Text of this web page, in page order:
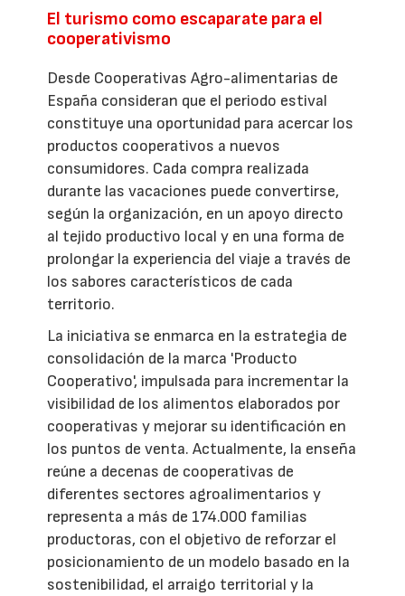
El turismo como escaparate para el
cooperativismo
Desde Cooperativas Agro-alimentarias de
España consideran que el periodo estival
constituye una oportunidad para acercar los
productos cooperativos a nuevos
consumidores. Cada compra realizada
durante las vacaciones puede convertirse,
según la organización, en un apoyo directo
al tejido productivo local y en una forma de
prolongar la experiencia del viaje a través de
los sabores característicos de cada
territorio.
La iniciativa se enmarca en la estrategia de
consolidación de la marca 'Producto
Cooperativo', impulsada para incrementar la
visibilidad de los alimentos elaborados por
cooperativas y mejorar su identificación en
los puntos de venta. Actualmente, la enseña
reúne a decenas de cooperativas de
diferentes sectores agroalimentarios y
representa a más de 174.000 familias
productoras, con el objetivo de reforzar el
posicionamiento de un modelo basado en la
sostenibilidad, el arraigo territorial y la